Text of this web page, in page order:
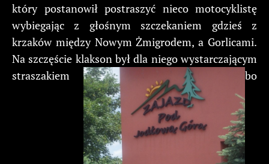
który postanowił postraszyć nieco motocyklistę
wybiegając z głośnym szczekaniem gdzieś z
krzaków między Nowym Żmigrodem, a Gorlicami.
Na szczęście klakson był dla niego wystarczającym
straszakiem
bo